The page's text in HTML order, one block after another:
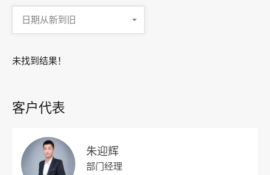
日期从新到旧
未找到结果！
客户代表
朱迎辉
部门经理